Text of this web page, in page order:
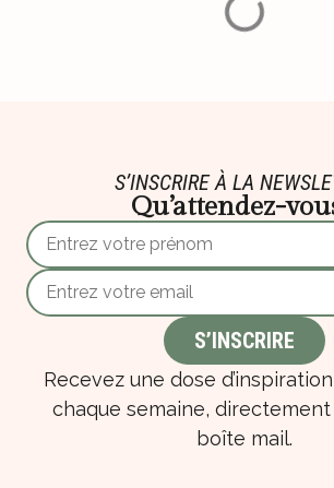
S’INSCRIRE À LA
Qu’attendez-
Recevez une dose
chaque semaine,
boîte mail.